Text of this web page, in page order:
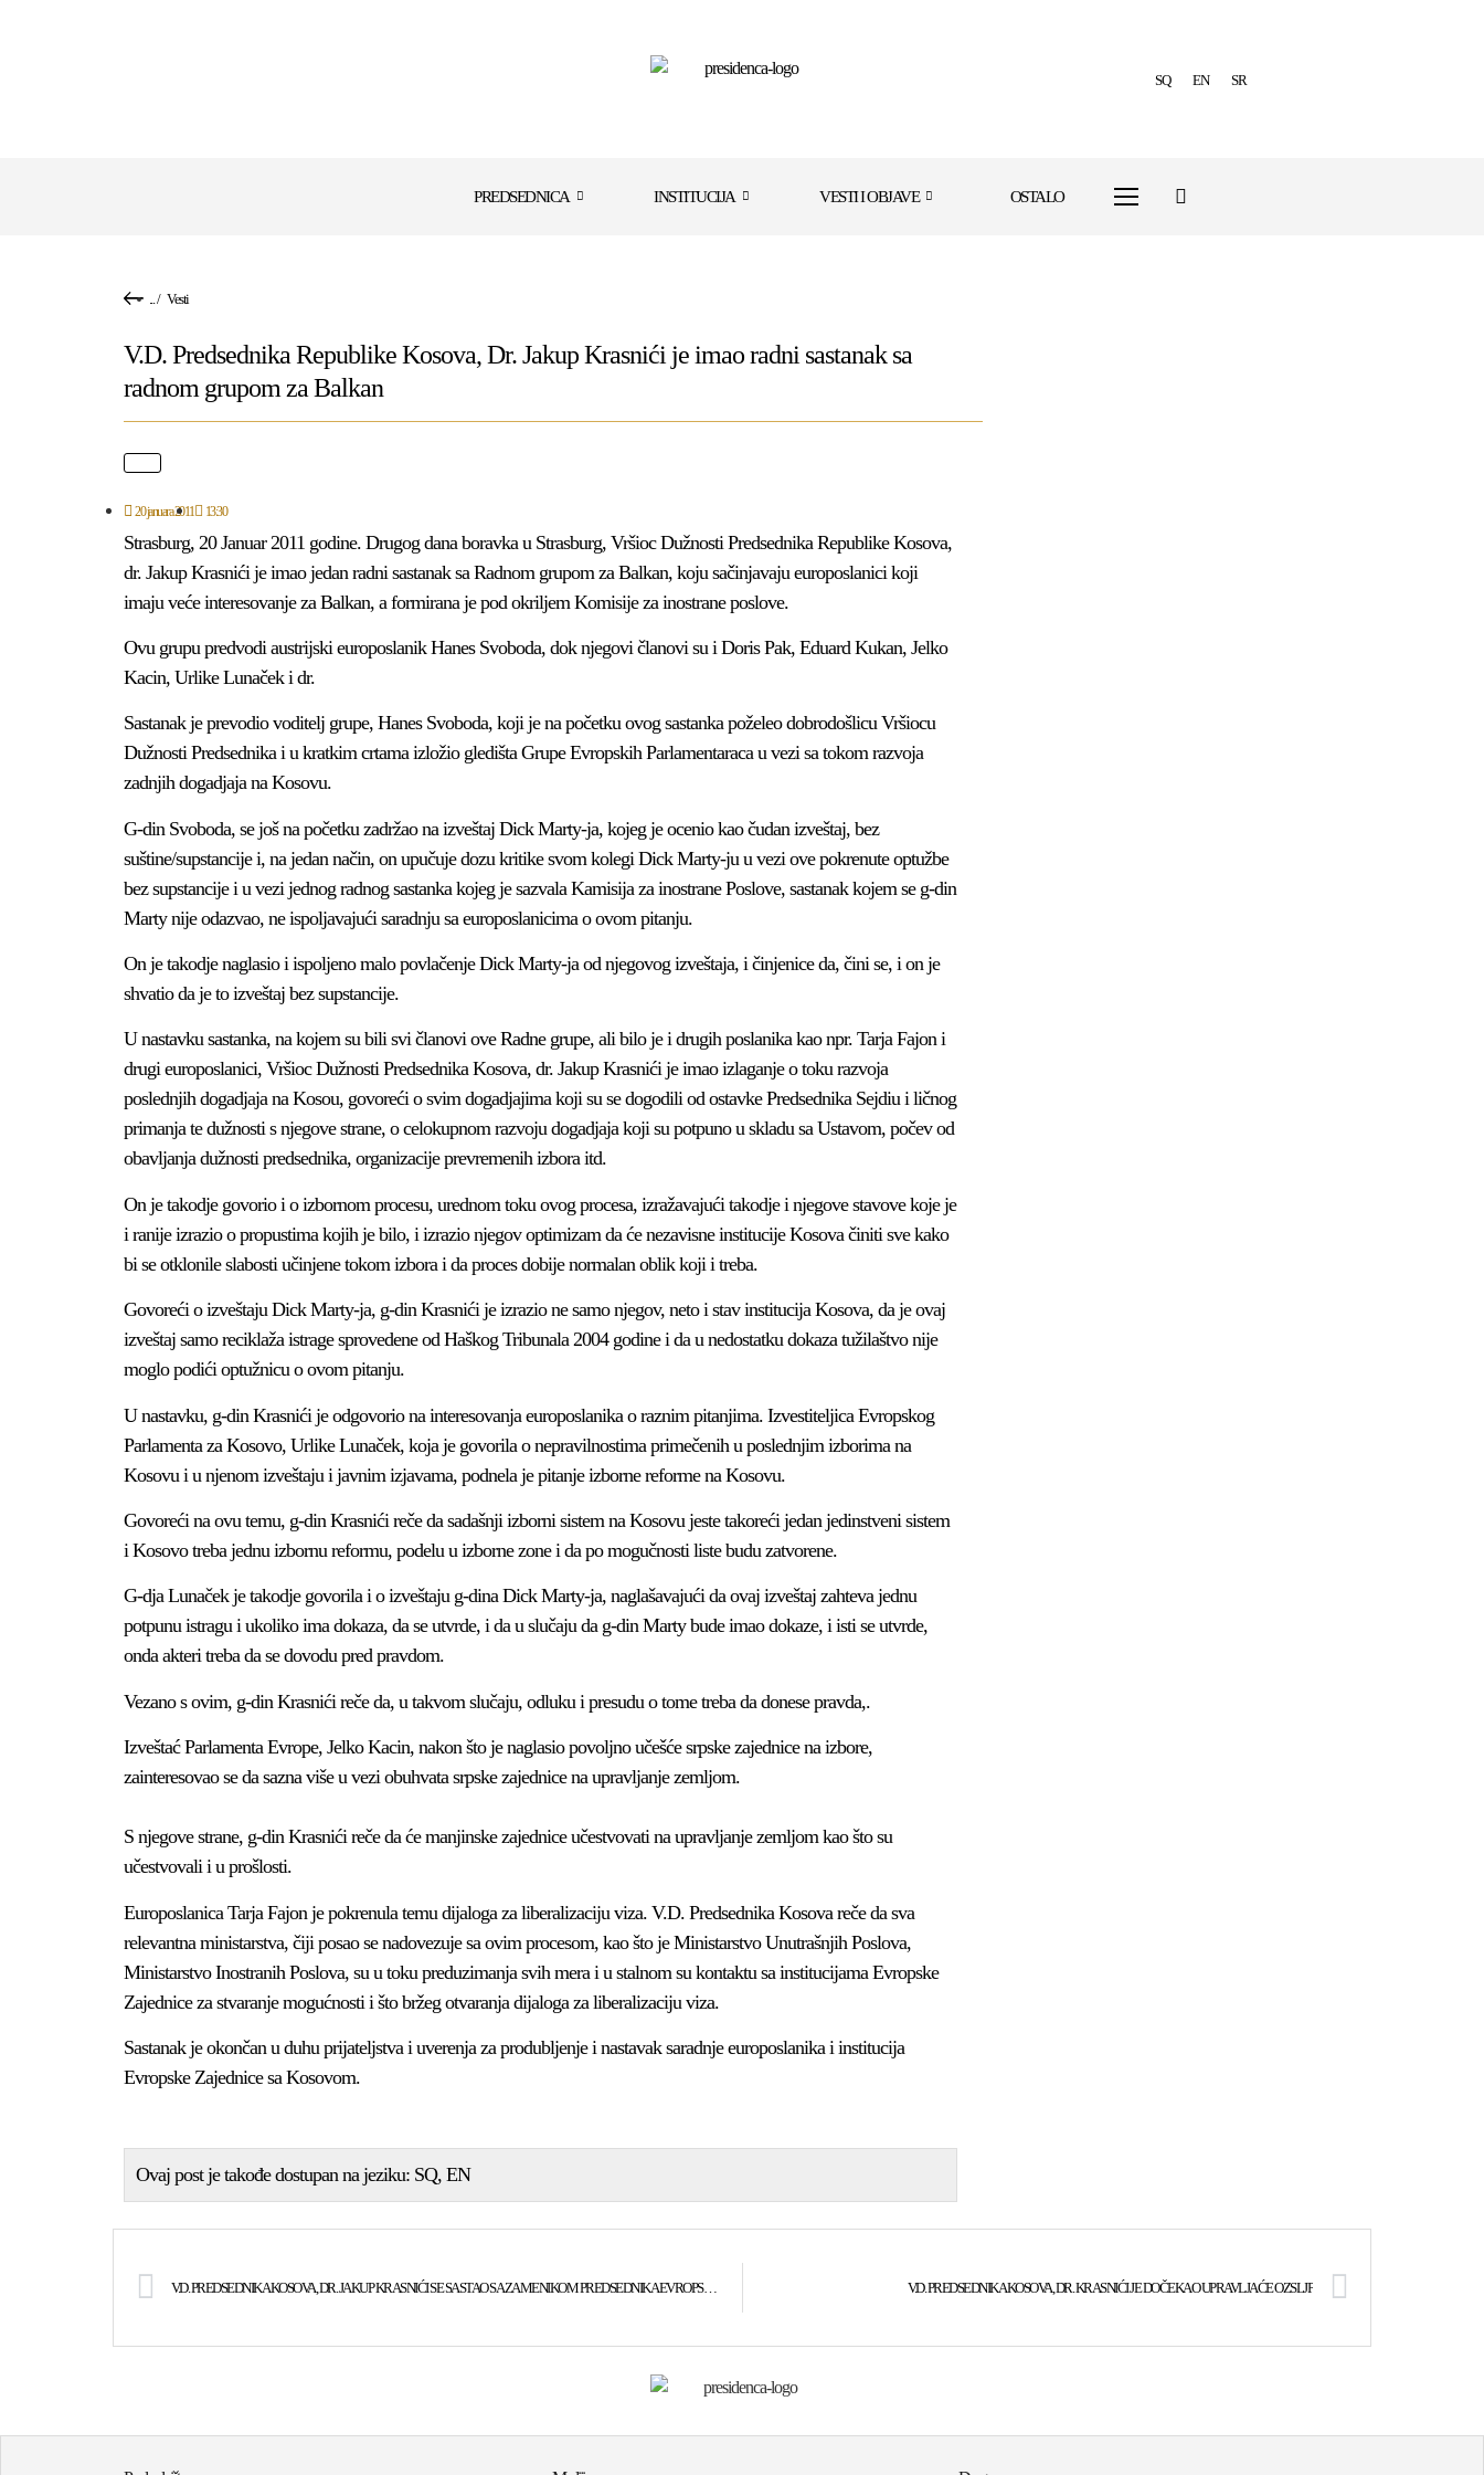
SQ EN SR
PREDSEDNICA INSTITUCIJA VESTI I OBJAVE OSTALO
/ Vesti
V.D. Predsednika Republike Kosova, Dr. Jakup Krasnići je imao radni sastanak sa
radnom grupom za Balkan
20 januara 2011 13:30
Strasburg, 20 Januar 2011 godine. Drugog dana boravka u Strasburg, Vršioc Dužnosti Predsednika Republike Kosova,
dr. Jakup Krasnići je imao jedan radni sastanak sa Radnom grupom za Balkan, koju sačinjavaju europoslanici koji
imaju veće interesovanje za Balkan, a formirana je pod okriljem Komisije za inostrane poslove.
Ovu grupu predvodi austrijski europoslanik Hanes Svoboda, dok njegovi članovi su i Doris Pak, Eduard Kukan, Jelko
Kacin, Urlike Lunaček i dr.
Sastanak je prevodio voditelj grupe, Hanes Svoboda, koji je na početku ovog sastanka poželeo dobrodošlicu Vršiocu
Dužnosti Predsednika i u kratkim crtama izložio gledišta Grupe Evropskih Parlamentaraca u vezi sa tokom razvoja
zadnjih dogadjaja na Kosovu.
G-din Svoboda, se još na početku zadržao na izveštaj Dick Marty-ja, kojeg je ocenio kao čudan izveštaj, bez
suštine/supstancije i, na jedan način, on upučuje dozu kritike svom kolegi Dick Marty-ju u vezi ove pokrenute optužbe
bez supstancije i u vezi jednog radnog sastanka kojeg je sazvala Kamisija za inostrane Poslove, sastanak kojem se g-din
Marty nije odazvao, ne ispoljavajući saradnju sa europoslanicima o ovom pitanju.
On je takodje naglasio i ispoljeno malo povlačenje Dick Marty-ja od njegovog izveštaja, i činjenice da, čini se, i on je
shvatio da je to izveštaj bez supstancije.
U nastavku sastanka, na kojem su bili svi članovi ove Radne grupe, ali bilo je i drugih poslanika kao npr. Tarja Fajon i
drugi europoslanici, Vršioc Dužnosti Predsednika Kosova, dr. Jakup Krasnići je imao izlaganje o toku razvoja
poslednjih dogadjaja na Kosou, govoreći o svim dogadjajima koji su se dogodili od ostavke Predsednika Sejdiu i ličnog
primanja te dužnosti s njegove strane, o celokupnom razvoju dogadjaja koji su potpuno u skladu sa Ustavom, počev od
obavljanja dužnosti predsednika, organizacije prevremenih izbora itd.
On je takodje govorio i o izbornom procesu, urednom toku ovog procesa, izražavajući takodje i njegove stavove koje je
i ranije izrazio o propustima kojih je bilo, i izrazio njegov optimizam da će nezavisne institucije Kosova činiti sve kako
bi se otklonile slabosti učinjene tokom izbora i da proces dobije normalan oblik koji i treba.
Govoreći o izveštaju Dick Marty-ja, g-din Krasnići je izrazio ne samo njegov, neto i stav institucija Kosova, da je ovaj
izveštaj samo reciklaža istrage sprovedene od Haškog Tribunala 2004 godine i da u nedostatku dokaza tužilaštvo nije
moglo podići optužnicu o ovom pitanju.
U nastavku, g-din Krasnići je odgovorio na interesovanja europoslanika o raznim pitanjima. Izvestiteljica Evropskog
Parlamenta za Kosovo, Urlike Lunaček, koja je govorila o nepravilnostima primečenih u poslednjim izborima na
Kosovu i u njenom izveštaju i javnim izjavama, podnela je pitanje izborne reforme na Kosovu.
Govoreći na ovu temu, g-din Krasnići reče da sadašnji izborni sistem na Kosovu jeste takoreći jedan jedinstveni sistem
i Kosovo treba jednu izbornu reformu, podelu u izborne zone i da po mogučnosti liste budu zatvorene.
G-dja Lunaček je takodje govorila i o izveštaju g-dina Dick Marty-ja, naglašavajući da ovaj izveštaj zahteva jednu
potpunu istragu i ukoliko ima dokaza, da se utvrde, i da u slučaju da g-din Marty bude imao dokaze, i isti se utvrde,
onda akteri treba da se dovodu pred pravdom.
Vezano s ovim, g-din Krasnići reče da, u takvom slučaju, odluku i presudu o tome treba da donese pravda,.
Izveštać Parlamenta Evrope, Jelko Kacin, nakon što je naglasio povoljno učešće srpske zajednice na izbore,
zainteresovao se da sazna više u vezi obuhvata srpske zajednice na upravljanje zemljom.
S njegove strane, g-din Krasnići reče da će manjinske zajednice učestvovati na upravljanje zemljom kao što su
učestvovali i u prošlosti.
Europoslanica Tarja Fajon je pokrenula temu dijaloga za liberalizaciju viza. V.D. Predsednika Kosova reče da sva
relevantna ministarstva, čiji posao se nadovezuje sa ovim procesom, kao što je Ministarstvo Unutrašnjih Poslova,
Ministarstvo Inostranih Poslova, su u toku preduzimanja svih mera i u stalnom su kontaktu sa institucijama Evropske
Zajednice za stvaranje mogućnosti i što bržeg otvaranja dijaloga za liberalizaciju viza.
Sastanak je okončan u duhu prijateljstva i uverenja za produbljenje i nastavak saradnje europoslanika i institucija
Evropske Zajednice sa Kosovom.
Ovaj post je takođe dostupan na jeziku: SQ EN
V.D. PREDSEDNIKA KOSOVA, DR. JAKUP KRASNIĆI SE SASTAO SA ZAMENIKOM PREDSEDNIKA EVROPSKOG PARLAMENTA, MIGUEL ANGEL MARTINEZ MARTINEZ V.D. PREDSEDNIKA KOSOVA, DR. KRASNIĆI JE DOČEKAO UPRAVLJAĆE OZSLJP